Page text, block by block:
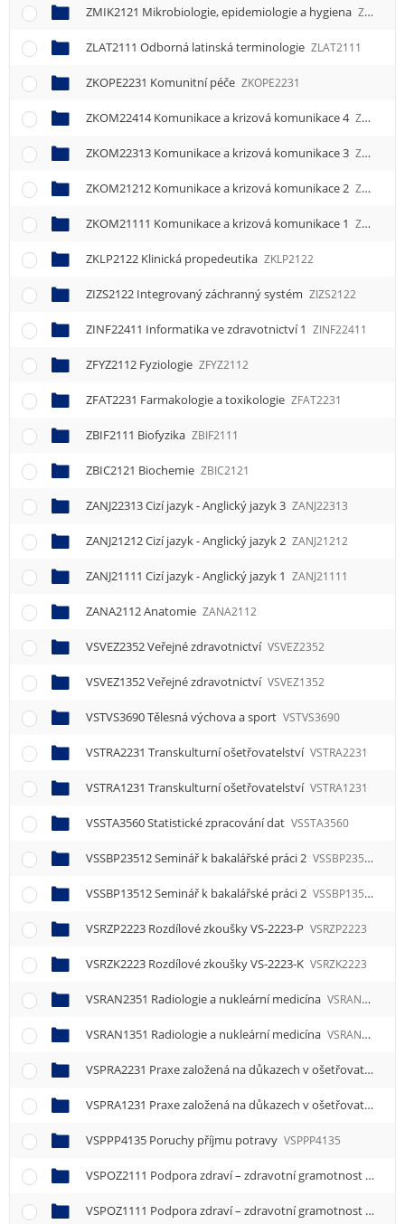
ZMIK2121 Mikrobiologie, epidemiologie a hygiena ZMIK2121
ZLAT2111 Odborná latinská terminologie ZLAT2111
ZKOPE2231 Komunitní péče ZKOPE2231
ZKOM22414 Komunikace a krizová komunikace 4 ZKOM22414
ZKOM22313 Komunikace a krizová komunikace 3 ZKOM22313
ZKOM21212 Komunikace a krizová komunikace 2 ZKOM21212
ZKOM21111 Komunikace a krizová komunikace 1 ZKOM21111
ZKLP2122 Klinická propedeutika ZKLP2122
ZIZS2122 Integrovaný záchranný systém ZIZS2122
ZINF22411 Informatika ve zdravotnictví 1 ZINF22411
ZFYZ2112 Fyziologie ZFYZ2112
ZFAT2231 Farmakologie a toxikologie ZFAT2231
ZBIF2111 Biofyzika ZBIF2111
ZBIC2121 Biochemie ZBIC2121
ZANJ22313 Cizí jazyk - Anglický jazyk 3 ZANJ22313
ZANJ21212 Cizí jazyk - Anglický jazyk 2 ZANJ21212
ZANJ21111 Cizí jazyk - Anglický jazyk 1 ZANJ21111
ZANA2112 Anatomie ZANA2112
VSVEZ2352 Veřejné zdravotnictví VSVEZ2352
VSVEZ1352 Veřejné zdravotnictví VSVEZ1352
VSTVS3690 Tělesná výchova a sport VSTVS3690
VSTRA2231 Transkulturní ošetřovatelství VSTRA2231
VSTRA1231 Transkulturní ošetřovatelství VSTRA1231
VSSTA3560 Statistické zpracování dat VSSTA3560
VSSBP23512 Seminář k bakalářské práci 2 VSSBP23512
VSSBP13512 Seminář k bakalářské práci 2 VSSBP13512
VSRZP2223 Rozdílové zkoušky VS-2223-P VSRZP2223
VSRZK2223 Rozdílové zkoušky VS-2223-K VSRZK2223
VSRAN2351 Radiologie a nukleární medicína VSRAN2351
VSRAN1351 Radiologie a nukleární medicína VSRAN1351
VSPRA2231 Praxe založená na důkazech v ošetřovatelství
VSPRA1231 Praxe založená na důkazech v ošetřovatelství
VSPPP4135 Poruchy příjmu potravy VSPPP4135
VSPOZ2111 Podpora zdraví – zdravotní gramotnost
VSPOZ1111 Podpora zdraví – zdravotní gramotnost